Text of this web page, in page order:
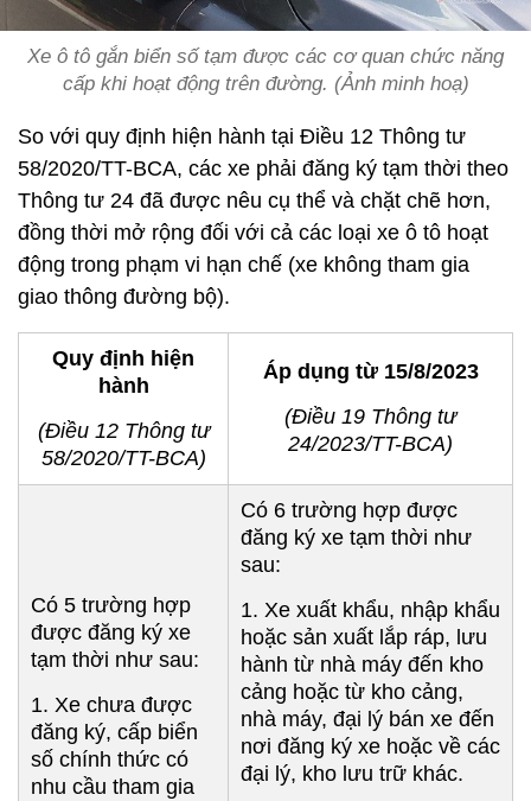
Xe ô tô gắn biển số tạm được các cơ quan chức năng
cấp khi hoạt động trên đường. (Ảnh minh hoạ)
So với quy định hiện hành tại Điều 12 Thông tư
58/2020/TT-BCA, các xe phải đăng ký tạm thời theo
Thông tư 24 đã được nêu cụ thể và chặt chẽ hơn,
đồng thời mở rộng đối với cả các loại xe ô tô hoạt
động trong phạm vi hạn chế (xe không tham gia
giao thông đường bộ).
Quy định hiện
hành
(Điều 12 Thông tư
58/2020/TT-BCA)
Áp dụng từ 15/8/2023
(Điều 19 Thông tư
24/2023/TT-BCA)
Có 5 trường hợp
được đăng ký xe
tạm thời như sau:
1. Xe chưa được
đăng ký, cấp biển
số chính thức có
nhu cầu tham gia
Có 6 trường hợp được
đăng ký xe tạm thời như
sau:
1. Xe xuất khẩu, nhập khẩu
hoặc sản xuất lắp ráp, lưu
hành từ nhà máy đến kho
cảng hoặc từ kho cảng,
nhà máy, đại lý bán xe đến
nơi đăng ký xe hoặc về các
đại lý, kho lưu trữ khác.